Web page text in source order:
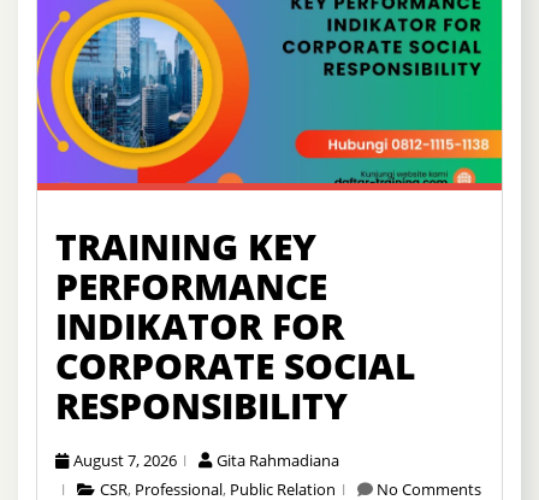
TRAINING KEY
PERFORMANCE
INDIKATOR FOR
CORPORATE SOCIAL
RESPONSIBILITY
August 7, 2026
Gita Rahmadiana
CSR, Professional, Public Relation No Comments